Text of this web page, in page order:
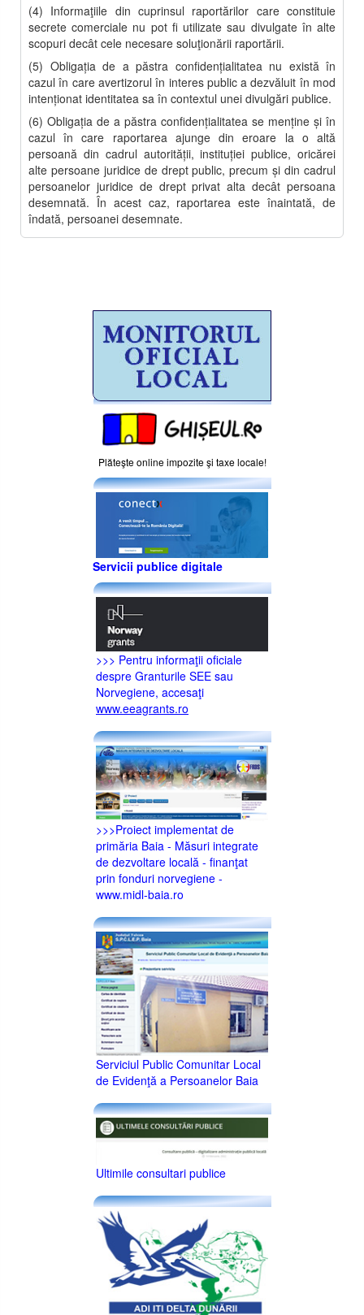
(4) Informaţiile din cuprinsul raportărilor care constituie
secrete comerciale nu pot fi utilizate sau divulgate în alte
scopuri decât cele necesare soluţionării raportării.
(5) Obligaţia de a păstra confidenţialitatea nu există în
cazul în care avertizorul în interes public a dezvăluit în mod
intenţionat identitatea sa în contextul unei divulgări publice.
(6) Obligaţia de a păstra confidenţialitatea se menţine şi în
cazul în care raportarea ajunge din eroare la o altă
persoană din cadrul autorităţii, instituţiei publice, oricărei
alte persoane juridice de drept public, precum şi din cadrul
persoanelor juridice de drept privat alta decât persoana
desemnată. În acest caz, raportarea este înaintată, de
îndată, persoanei desemnate.
Plăteşte online impozite şi taxe locale!
Servicii publice digitale
>>> Pentru informaţii oficiale
despre Granturile SEE sau
Norvegiene, accesaţi
www.eeagrants.ro
>>>Proiect implementat de
primăria Baia - Măsuri integrate
de dezvoltare locală - finanţat
prin fonduri norvegiene -
www.midl-baia.ro
Serviciul Public Comunitar Local
de Evidenţă a Persoanelor Baia
Ultimile consultari publice